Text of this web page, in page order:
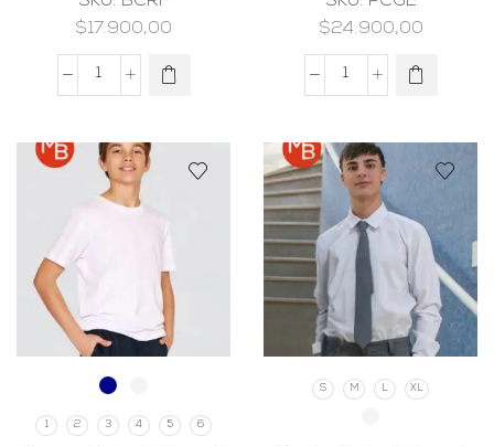
$17.900,00
$24.900,00
1 2 3 4 5 6
S M L XL